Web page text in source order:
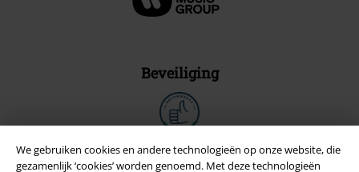
We gebruiken cookies en andere technologieën op onze website, die
gezamenlijk ‘cookies’ worden genoemd. Met deze technologieën
Beveiliging